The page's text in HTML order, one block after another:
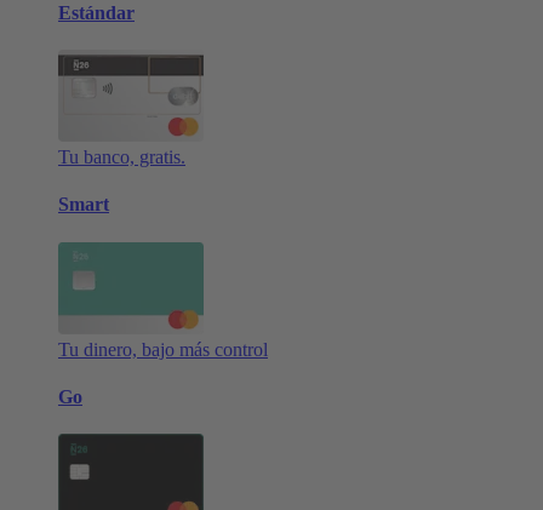
Estándar
Tu banco, gratis.
Smart
Tu dinero, bajo más control
Go